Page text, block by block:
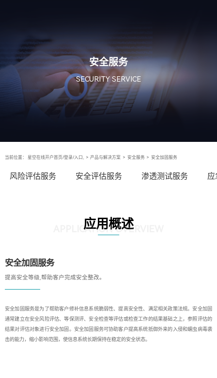
安全服务
SECURITY SERVICE
当前位置： 星空在线开户首页/登录/入口, > 产品与解决方案 > 安全服务 > 安全加固服务
风险评估服务 安全评估服务 渗透测试服务
应用概述
APPLICATION OVERVIEW
安全加固服务
提高安全等级,帮助客户完成安全整改。
安全加固服务是为了帮助客户修补信息系统脆弱性、提高安全性、满足相关政策法规。安全加固
通常建立在安全风险评估、等保测评、安全检查等评估或检查工作的结果基础之上，参照评估的
结果对评估对象进行安全加固。安全加固服务可协助客户提高系统抵御外来的入侵和蠕虫病毒袭
击的能力，缩小影响范围，使信息系统长期保持在稳定的安全状态。